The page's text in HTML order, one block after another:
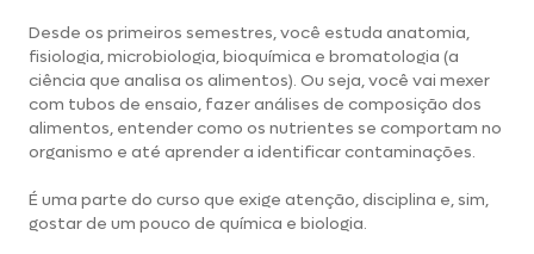
Desde os primeiros semestres, você estuda anatomia,
fisiologia, microbiologia, bioquímica e bromatologia (a
ciência que analisa os alimentos). Ou seja, você vai mexer
com tubos de ensaio, fazer análises de composição dos
alimentos, entender como os nutrientes se comportam no
organismo e até aprender a identificar contaminações.
É uma parte do curso que exige atenção, disciplina e, sim,
gostar de um pouco de química e biologia.